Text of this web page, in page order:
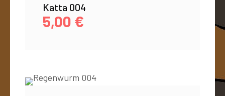
Katta 004
5,00 €